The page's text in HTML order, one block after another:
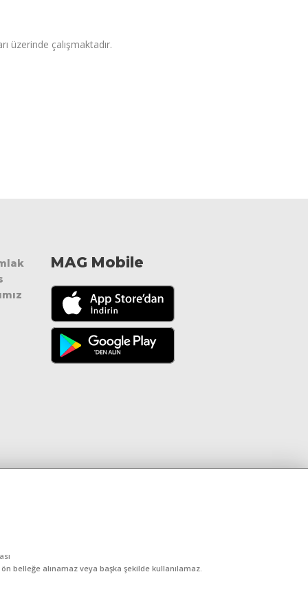
üzerinde çalışmaktadır.
MAG Mobile
belleğe alınamaz veya başka şekilde kullanılamaz.